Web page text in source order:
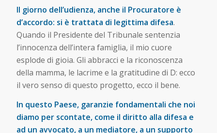
Il giorno dell’udienza, anche il Procuratore è
d’accordo: si è trattata di legittima difesa.
Quando il Presidente del Tribunale sentenzia
l’innocenza dell’intera famiglia, il mio cuore
esplode di gioia. Gli abbracci e la riconoscenza
della mamma, le lacrime e la gratitudine di D: ecco
il vero senso di questo progetto, ecco il bene.
In questo Paese, garanzie fondamentali che noi
diamo per scontate, come il diritto alla difesa e
ad un avvocato, a un mediatore, a un supporto